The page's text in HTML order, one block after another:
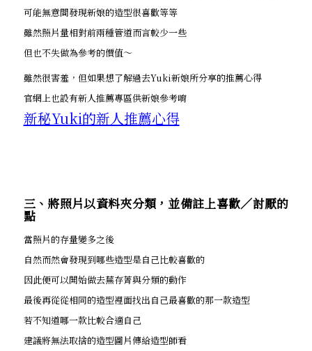
可能無意間發現新娘的造型很喜歡等等
雖然照片量相對前兩種管道而言較少一些
但也不失做為參考的價值～
雖然很害羞，但如果想了解過去Yuki新娘所分享的推薦心得
官網上也設有新人推薦專區供新娘參考唷
新秘Yuki的新人推薦心得
三、將照片以資料夾分類，並備註上喜歡／討厭的
點
當照片的存量變多之後
自然而然會發現到哪些造型是自己比較喜歡的
因此便可以開始做去蕪存菁與分類的動作
最後再從從相同的造型裡面找出自己最喜歡的那一款造型
若不知道哪一款比較合適自己
建議將無法取捨的造型圖片傳給造型師看